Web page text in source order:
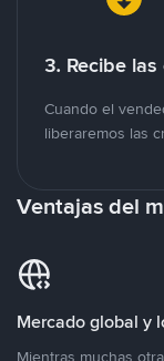
3. Recibe
Cuando el
liberaremos las
Ventajas del
Mercado global y
Mientras muchas